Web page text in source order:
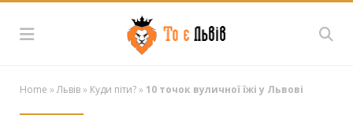
Home »Львів» Куди піти?» 10 точок вуличної їжі у Львові